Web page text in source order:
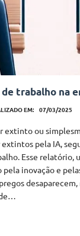
trabalho na
EM: 07/03/2025
extinto ou
pela IA,
Esse relatório,
inovação e